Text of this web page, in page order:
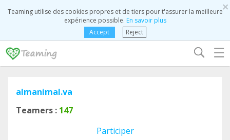
×
Teaming utilise des cookies propres et de tiers pour t'assurer la meilleure
expérience possible. En savoir plus
Accept
Reject
☰
almanimal.va
Teamers : 147
Participer